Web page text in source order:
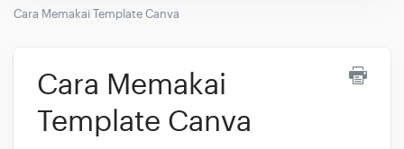
Cara Memakai Template Canva
Cara Memakai
Template Canva